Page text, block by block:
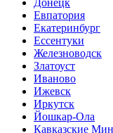
Донецк
Евпатория
Екатеринбург
Ессентуки
Железноводск
Златоуст
Иваново
Ижевск
Иркутск
Йошкар-Ола
Кавказские